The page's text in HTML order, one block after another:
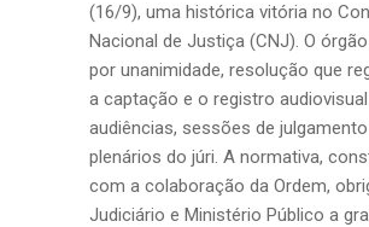
(16/9), uma histórica vitória no
Nacional de Justiça (CNJ). O
por unanimidade, resolução que
a captação e o registro
audiências, sessões de
plenários do júri. A normativa,
com a colaboração da Ordem,
Judiciário e Ministério Público a